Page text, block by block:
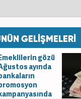
GELİŞMELERİ
gözü
ayında